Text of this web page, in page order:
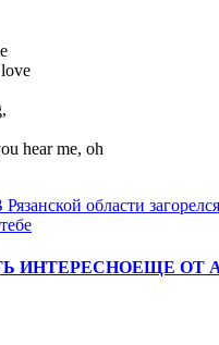
hear me, oh
Рязанской области
ИНТЕРЕСНОЕЩЕ ОТ